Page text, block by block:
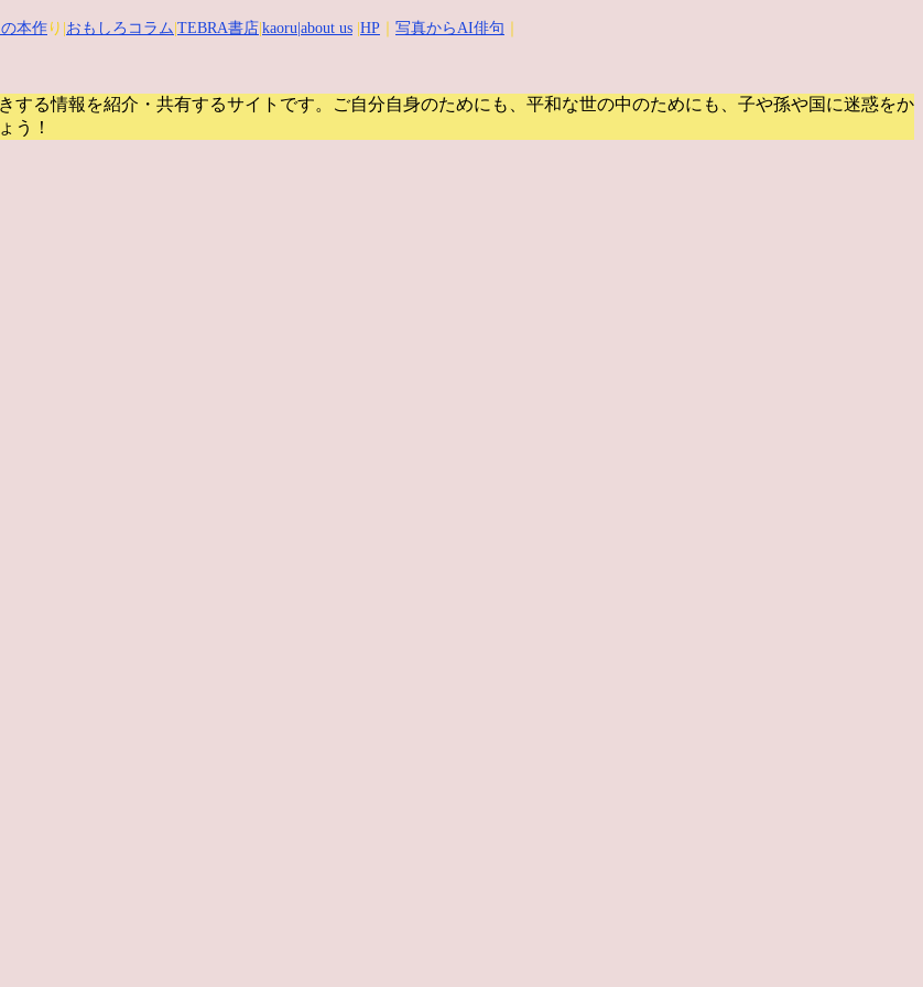
本作り| おもしろコラム TEBRA書店 kaoru |about us HP 写真からAI俳句
る情報を紹介・共有するサイトです。
ご自分自身のためにも、平和な世の中のためにも、子や孫や国に迷惑をか
う！